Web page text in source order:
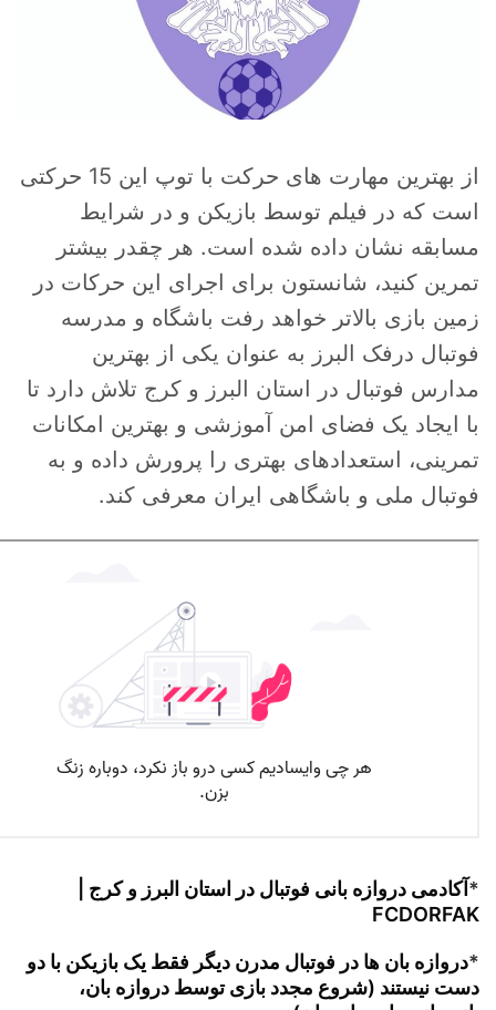
از بهترین مهارت های حرکت با توپ این 15 حرکتی
است که در فیلم توسط بازیکن و در شرایط
مسابقه نشان داده شده است. هر چقدر بیشتر
تمرین کنید، شانستون برای اجرای این حرکات در
زمین بازی بالاتر خواهد رفت باشگاه و مدرسه
فوتبال درفک البرز به عنوان یکی از بهترین
مدارس فوتبال در استان البرز و کرج تلاش دارد تا
با ایجاد یک فضای امن آموزشی و بهترین امکانات
تمرینی، استعدادهای بهتری را پرورش داده و به
فوتبال ملی و باشگاهی ایران معرفی کند.
* آکادمی دروازه بانی فوتبال در استان البرز و کرج |
FCDORFAK
*دروازه بان ها در فوتبال مدرن دیگر فقط یک بازیکن با دو
دست نیستند (شروع مجدد بازی توسط دروازه بان،